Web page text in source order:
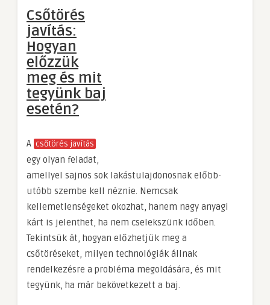
Csőtörés
javítás:
Hogyan
előzzük
meg és mit
tegyünk baj
esetén?
A csőtörés javítás
egy olyan feladat,
amellyel sajnos sok lakástulajdonosnak előbb-
utóbb szembe kell néznie. Nemcsak
kellemetlenségeket okozhat, hanem nagy anyagi
kárt is jelenthet, ha nem cselekszünk időben.
Tekintsük át, hogyan előzhetjük meg a
csőtöréseket, milyen technológiák állnak
rendelkezésre a probléma megoldására, és mit
tegyünk, ha már bekövetkezett a baj.